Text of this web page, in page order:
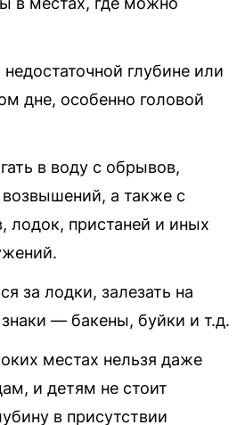
глубине или
дне, особенно головой
в воду с обрывов,
а также с
лодок, пристаней и иных
за лодки, залезать на
— бакены, буйки и т.д.
местах нельзя даже
и детям не стоит
в присутствии